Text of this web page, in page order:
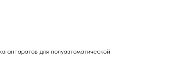
для полуавтоматической